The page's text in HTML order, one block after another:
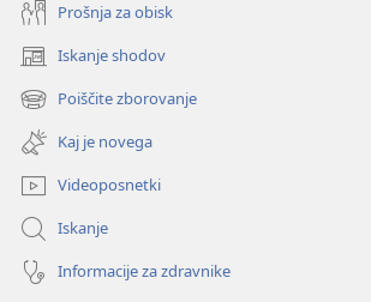
Prošnja za obisk
Iskanje shodov
(odpre
novo
okno)
Poiščite zborovanje
(odpre
novo
okno)
Kaj je novega
Videoposnetki
Iskanje
Informacije za zdravnike